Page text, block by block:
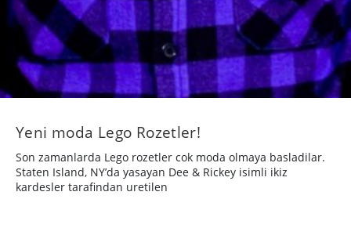
Yeni moda Lego Rozetler!
Son zamanlarda Lego rozetler cok moda olmaya basladilar.
Staten Island, NY’da yasayan Dee & Rickey isimli ikiz
kardesler tarafindan uretilen